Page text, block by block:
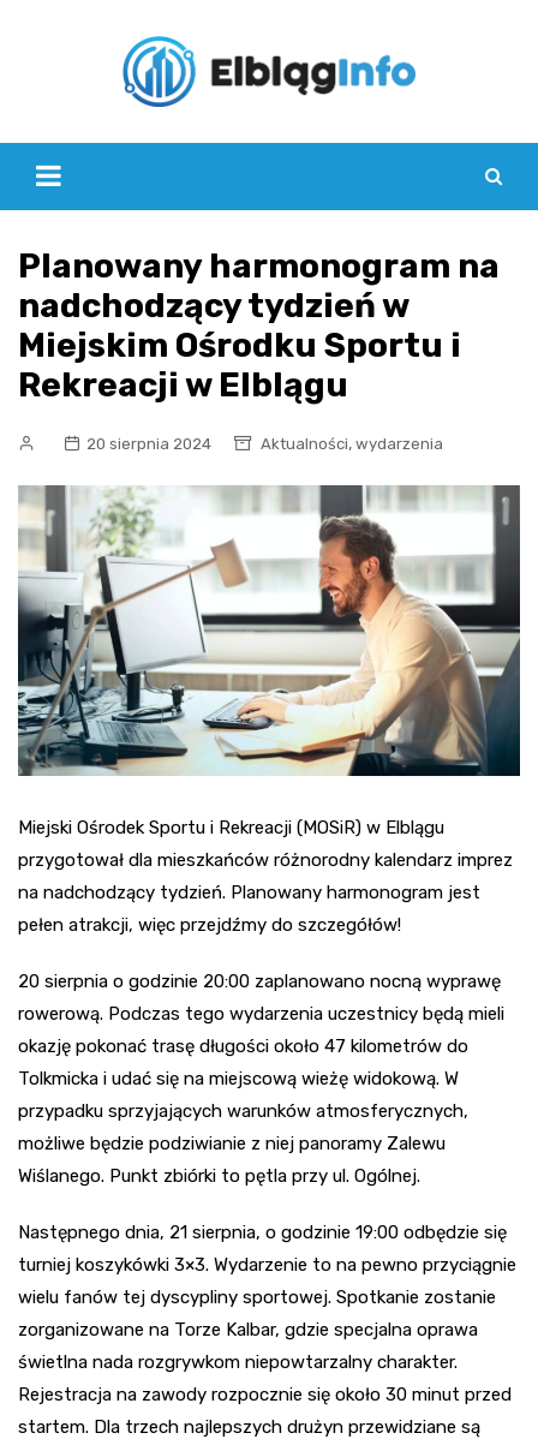
Planowany harmonogram na
nadchodzący tydzień w
Miejskim Ośrodku Sportu i
Rekreacji w Elblągu
20 sierpnia 2024 Aktualności, wydarzenia
Miejski Ośrodek Sportu i Rekreacji (MOSiR) w Elblągu
przygotował dla mieszkańców różnorodny kalendarz imprez
na nadchodzący tydzień. Planowany harmonogram jest
pełen atrakcji, więc przejdźmy do szczegółów!
20 sierpnia o godzinie 20:00 zaplanowano nocną wyprawę
rowerową. Podczas tego wydarzenia uczestnicy będą mieli
okazję pokonać trasę długości około 47 kilometrów do
Tolkmicka i udać się na miejscową wieżę widokową. W
przypadku sprzyjających warunków atmosferycznych,
możliwe będzie podziwianie z niej panoramy Zalewu
Wiślanego. Punkt zbiórki to pętla przy ul. Ogólnej.
Następnego dnia, 21 sierpnia, o godzinie 19:00 odbędzie się
turniej koszykówki 3×3. Wydarzenie to na pewno przyciągnie
wielu fanów tej dyscypliny sportowej. Spotkanie zostanie
zorganizowane na Torze Kalbar, gdzie specjalna oprawa
świetlna nada rozgrywkom niepowtarzalny charakter.
Rejestracja na zawody rozpocznie się około 30 minut przed
startem. Dla trzech najlepszych drużyn przewidziane są